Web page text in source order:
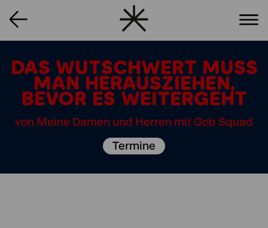
DAS WUTSCHWERT MUSS
MAN HERAUSZIEHEN,
BEVOR ES WEITERGEHT
von Meine Damen und Herren mit Gob Squad
Termine